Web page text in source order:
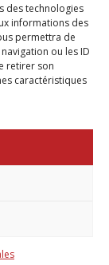
des technologies
informations des
permettra de
ou les ID
retirer son
caractéristiques